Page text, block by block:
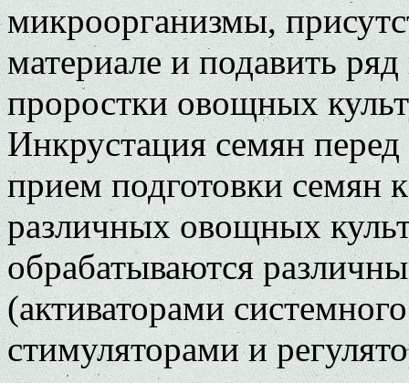
микроорганизмы,
материале и подавить
проростки овощных
Инкрустация семян
прием подготовки семян
различных овощных
обрабатываются
(активаторами
стимуляторами и